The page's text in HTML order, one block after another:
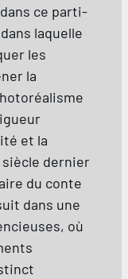
ce parti-
laquelle
les
la
et la
siècle dernier
du conte
dans une
où